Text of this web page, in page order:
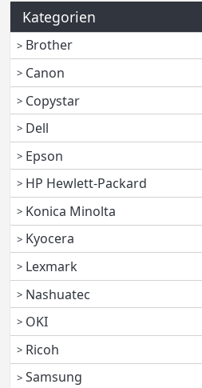
Kategorien
Brother
Canon
Copystar
Dell
Epson
HP Hewlett-Packard
Konica Minolta
Kyocera
Lexmark
Nashuatec
OKI
Ricoh
Samsung